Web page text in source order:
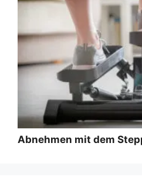
Abnehmen mit dem